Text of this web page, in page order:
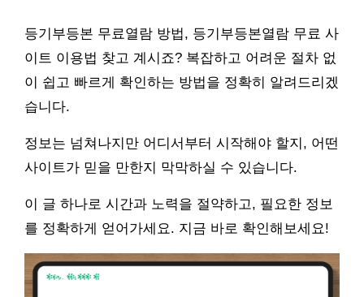
등기부등본 무료열람 방법, 등기부등본열람 무료 사
이트 이용법 찾고 계시죠? 복잡하고 어려운 절차 없
이 쉽고 빠르게 확인하는 방법을 정확히 알려드리겠
습니다.
정보는 넘쳐나지만 어디서부터 시작해야 할지, 어떤
사이트가 믿을 만한지 막막하실 수 있습니다.
이 글 하나로 시간과 노력을 절약하고, 필요한 정보
를 정확하게 얻어가세요. 지금 바로 확인해보세요!